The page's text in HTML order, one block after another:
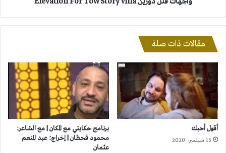
مقالات ذات صلة
أقول أحبك
15 سبتمبر، 2020
برنامج حكايتي مع المكان | مع الشاعر:
محمود قحطان | إخراج: عبد المنعم
عثمان